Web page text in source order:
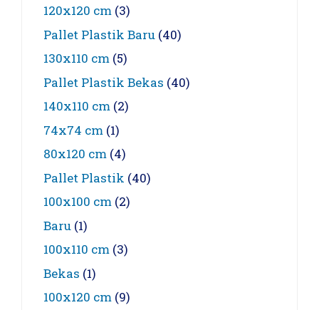
120x120 cm (3)
Pallet Plastik Baru (40)
130x110 cm (5)
Pallet Plastik Bekas (40)
140x110 cm (2)
74x74 cm (1)
80x120 cm (4)
Pallet Plastik (40)
100x100 cm (2)
Baru (1)
100x110 cm (3)
Bekas (1)
100x120 cm (9)